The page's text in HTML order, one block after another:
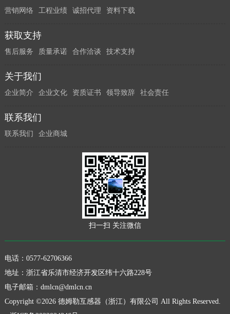
营销网络 工程业绩 诚招代理 资料下载
获取支持
售后服务 质量承诺 合作洽谈 技术支持
关于我们
企业简介 企业文化 资质证书 领导致辞 社会责任
联系我们
联系我们 企业商城
扫一扫 关注微信
电话：0577-62706366
地址：浙江省乐清市经济开发区纬十六路228号
电子邮箱： dmlcn@dmlcn.cn
Copyright ©2026 德姆勒互感器（浙江）有限公司 All Rights Reserved.